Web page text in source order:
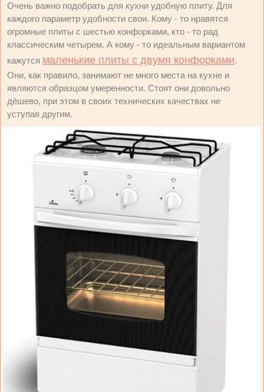
Очень важно подобрать для кухни удобную плиту. Для
каждого параметр удобности свои. Кому - то нравятся
огромные плиты с шестью конфорками, кто - то рад
классическим четырем. А кому - то идеальным вариантом
кажутся маленькие плиты с двумя конфорками.
Они, как правило, занимают не много места на кухне и
являются образцом умеренности. Стоят они довольно
дёшево, при этом в своих технических качествах не
уступая другим.